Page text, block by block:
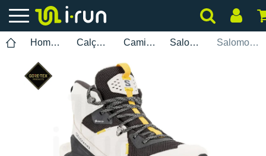
Homem Calçados Caminhada Salomon Salomon Elixir Mid Gore-Tex Herren